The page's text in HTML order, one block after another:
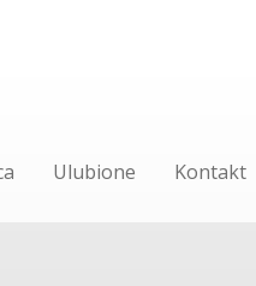
Ulubione Kontakt